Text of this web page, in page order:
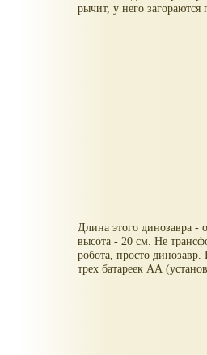
рычит, у него загораются
Длина этого динозавра -
высота - 20 см. Не
робота, просто динозавр.
трех батареек АА